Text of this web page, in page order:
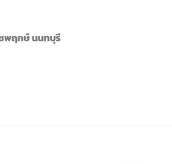
พฤกษ์ นนทบุรี